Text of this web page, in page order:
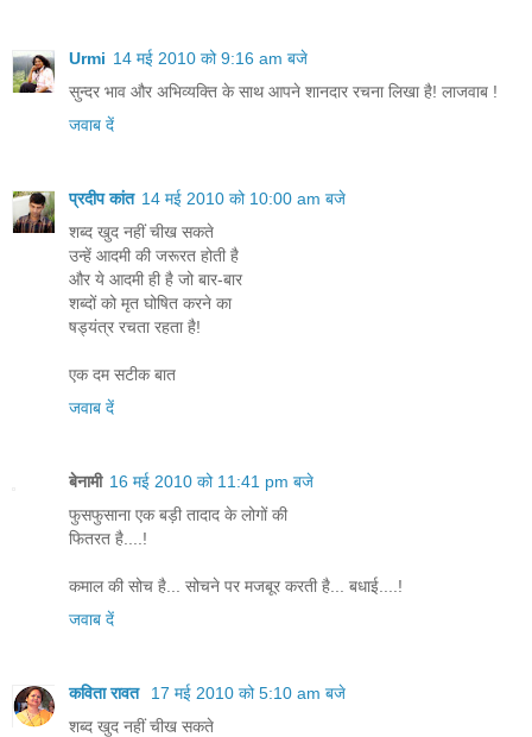
Urmi 14 मई 2010 को 9:16 am बजे
सुन्दर भाव और अभिव्यक्ति के साथ आपने शानदार रचना लिखा है! लाजवाब !
जवाब दें
प्रदीप कांत 14 मई 2010 को 10:00 am बजे
शब्द खुद नहीं चीख सकते
उन्हें आदमी की जरूरत होती है
और ये आदमी ही है जो बार-बार
शब्दों को मृत घोषित करने का
षड्यंत्र रचता रहता है!
एक दम सटीक बात
जवाब दें
बेनामी 16 मई 2010 को 11:41 pm बजे
फुसफुसाना एक बड़ी तादाद के लोगों की
फितरत है....!
कमाल की सोच है... सोचने पर मजबूर करती है... बधाई....!
जवाब दें
कविता रावत
17 मई 2010 को 5:10 am बजे
शब्द खुद नहीं चीख सकते